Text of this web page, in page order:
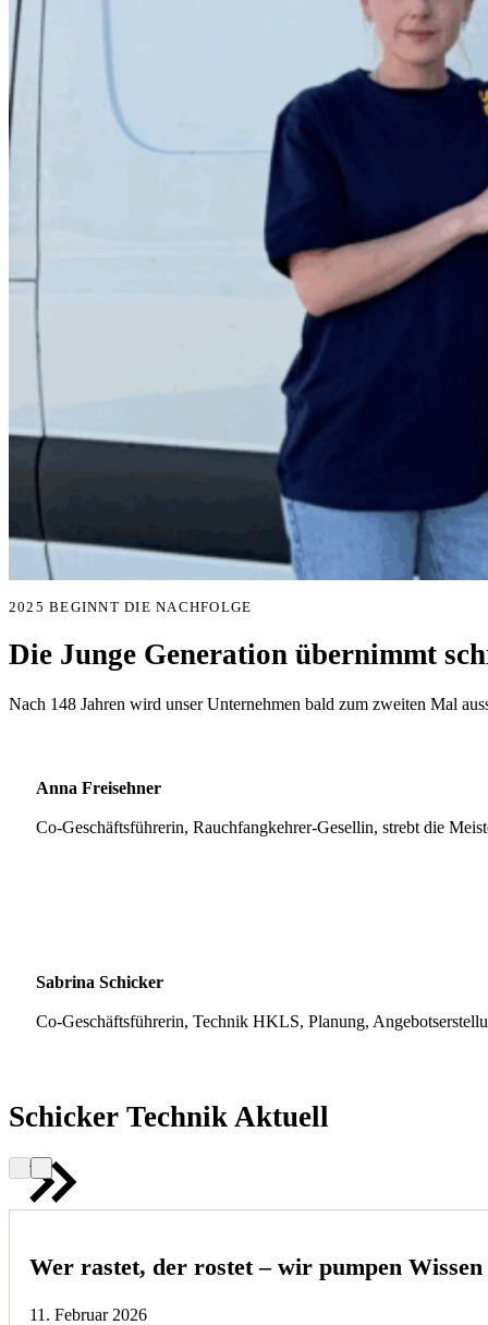
2025 BEGINNT DIE NACHFOLGE
Die Junge Generation übernimmt
Nach 148 Jahren wird unser Unternehmen bald zum zweiten Mal
Anna Freisehner
Co-Geschäftsführerin, Rauchfangkehrer-Gesellin, strebt die
Sabrina Schicker
Co-Geschäftsführerin, Technik HKLS, Planung,
Schicker Technik Aktuell
Wer rastet, der rostet – wir pumpen
11. Februar 2026